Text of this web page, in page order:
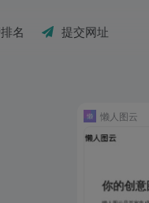
名 提交网址
懒人图云